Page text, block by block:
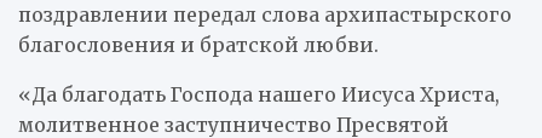
поздравлении передал слова архипастырского
благословения и братской любви.
«Да благодать Господа нашего Иисуса Христа,
молитвенное заступничество Пресвятой